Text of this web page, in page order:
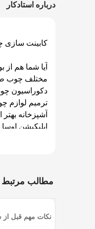
درباره استادکار
کابینت
آیا شما هم
مختلف چوب
دکوراسیون
ترمیم لوازم
آشپزخانه
اپلیکیشن
حرفه ای
مطالب مرتبط
نکات مهم قبل از